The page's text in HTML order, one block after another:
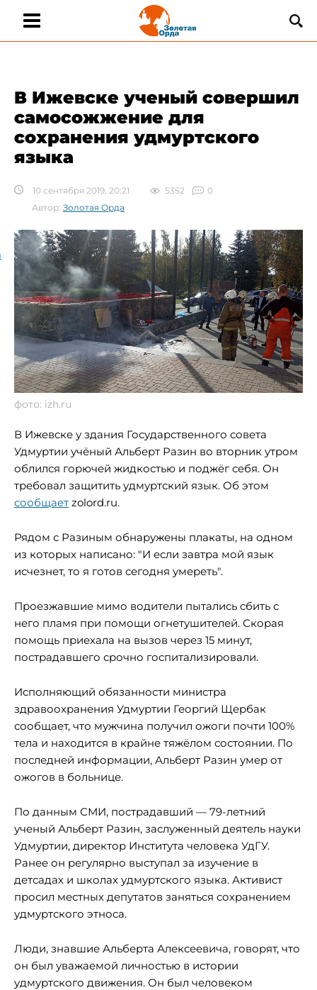
В Ижевске ученый совершил
самосожжение для
сохранения удмуртского
языка
10 сентября 2019, 20:21 5352
0
Автор: Золотая Орда
фото: izh.ru
В Ижевске у здания Государственного совета
Удмуртии учёный Альберт Разин во вторник утром
облился горючей жидкостью и поджёг себя. Он
требовал защитить удмуртский язык. Об этом
сообщает zolord.ru.
Рядом с Разиным обнаружены плакаты, на одном
из которых написано: "И если завтра мой язык
исчезнет, то я готов сегодня умереть".
Проезжавшие мимо водители пытались сбить с
него пламя при помощи огнетушителей. Скорая
помощь приехала на вызов через 15 минут,
пострадавшего срочно госпитализировали.
Исполняющий обязанности министра
здравоохранения Удмуртии Георгий Щербак
сообщает, что мужчина получил ожоги почти 100%
тела и находится в крайне тяжёлом состоянии. По
последней информации, Альберт Разин умер от
ожогов в больнице.
По данным СМИ, пострадавший — 79-летний
ученый Альберт Разин, заслуженный деятель науки
Удмуртии, директор Института человека УдГУ.
Ранее он регулярно выступал за изучение в
детсадах и школах удмуртского языка. Активист
просил местных депутатов заняться сохранением
удмуртского этноса.
Люди, знавшие Альберта Алексеевича, говорят, что
он был уважаемой личностью в истории
удмуртского движения. Он был человеком